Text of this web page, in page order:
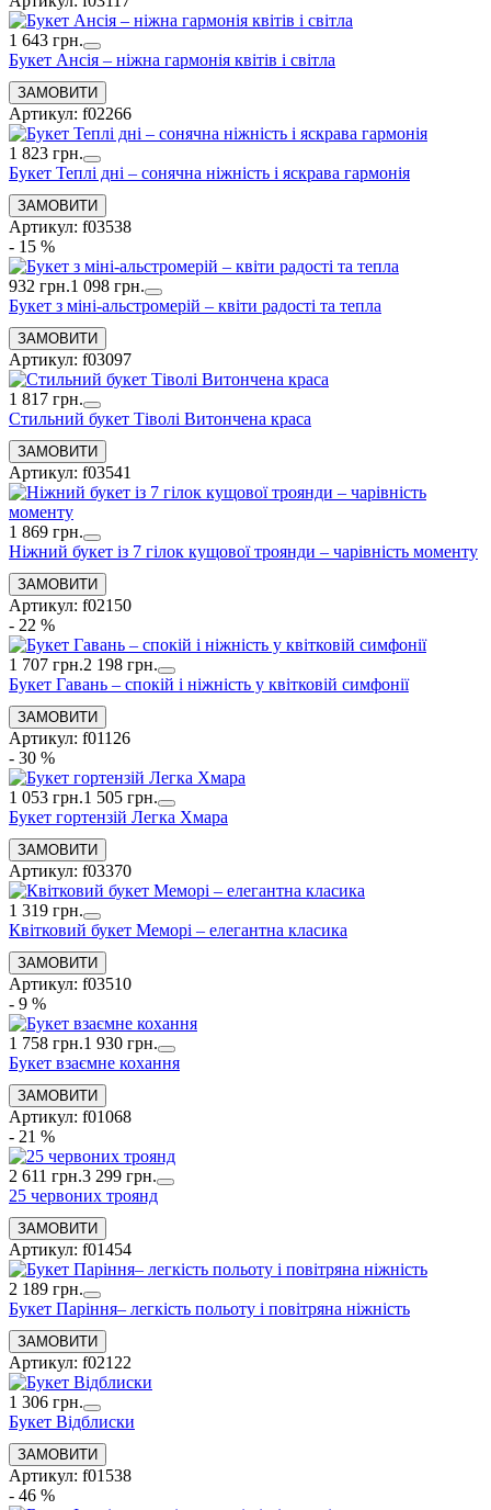
1 643 грн.
Букет Ансія – ніжна гармонія квітів і світла
Артикул: f02266
1 823 грн.
Букет Теплі дні – сонячна ніжність і яскрава гармонія
Артикул: f03538
- 15 %
932 грн.1 098 грн.
Букет з міні-альстромерій – квіти радості та тепла
Артикул: f03097
1 817 грн.
Стильний букет Тіволі Витончена краса
Артикул: f03541
1 869 грн.
Ніжний букет із 7 гілок кущової троянди – чарівність моменту
Артикул: f02150
- 22 %
1 707 грн.2 198 грн.
Букет Гавань – спокій і ніжність у квітковій симфонії
Артикул: f01126
- 30 %
1 053 грн.1 505 грн.
Букет гортензій Легка Хмара
Артикул: f03370
1 319 грн.
Квітковий букет Меморі – елегантна класика
Артикул: f03510
- 9 %
1 758 грн.1 930 грн.
Букет взаємне кохання
Артикул: f01068
- 21 %
2 611 грн.3 299 грн.
25 червоних троянд
Артикул: f01454
2 189 грн.
Букет Паріння– легкість польоту і повітряна ніжність
Артикул: f02122
1 306 грн.
Букет Відблиски
Артикул: f01538
- 46 %